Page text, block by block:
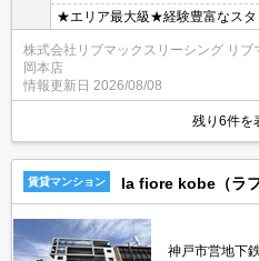
★エリア最大級★経験豊富なスタ
望がありましたらお申し付けく
能！オンライン内覧・オンライ
問題ありません♪弊社ではネット
可能になりますので気になる物
株式会社リブマックスリーシング リブ
岡本店
情報更新日 2026/08/08
残り6件を
賃貸マンション la fiore kobe（ラフ
神戸市営地下